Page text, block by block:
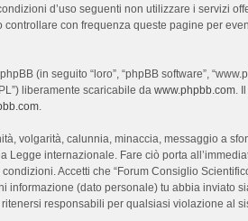
d’uso seguenti non utilizzare i servizi
con frequenza queste pagine per
(in seguito “loro”, “phpBB software”,
liberamente scaricabile da www.phpbb.com.
.
volgarità, calunnia, minaccia, messaggio a
Legge internazionale. Fare ciò porta
Accetti che “Forum Consiglio
informazione (dato personale) tu abbia inviato
responsabili per qualsiasi violazione al